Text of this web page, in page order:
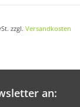
zzgl. Versandkosten
an: